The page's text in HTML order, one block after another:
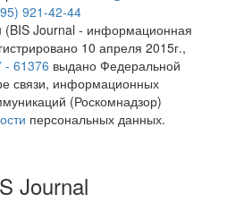
921-42-44
(BIS Journal - информационная
10 апреля 2015г.,
- 61376 выдано Федеральной
связи, информационных
(Роскомнадзор)
персональных данных.
Journal